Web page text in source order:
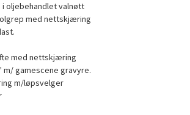
oljebehandlet valnøtt
med nettskjæring
med nettskjæring
m/ gamescene gravyre.
m/løpsvelger